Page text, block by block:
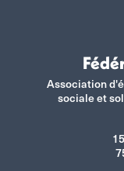
Association
sociale et